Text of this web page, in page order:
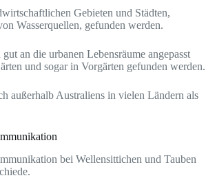
Gebieten und Städten,
Wasserquellen, gefunden werden.
an die urbanen Lebensräume angepasst
und sogar in Vorgärten gefunden werden.
außerhalb Australiens in vielen Ländern als
bei Wellensittichen und Tauben